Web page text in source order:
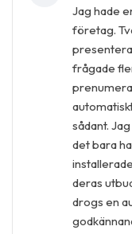
Jag hade
företag.
frågade
sådant.
det bara
deras
drogs en